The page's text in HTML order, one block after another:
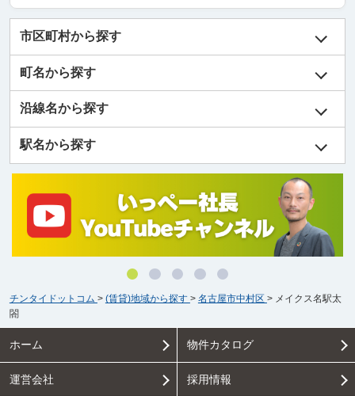
市区町村から探す
町名から探す
沿線名から探す
駅名から探す
チンタイドットコム > (賃貸)地域から探す > 名古屋市中村区 > メイクス名駅太
閤
ホーム 物件カタログ
運営会社 採用情報